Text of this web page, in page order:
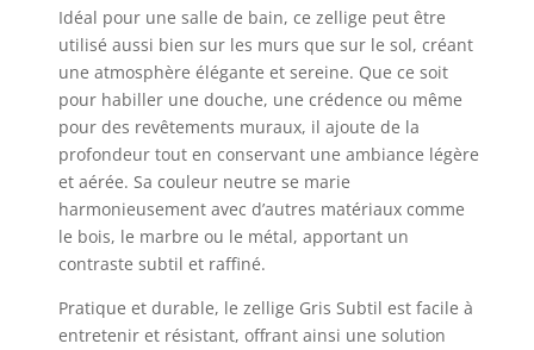
Idéal pour une salle de bain, ce zellige peut être
utilisé aussi bien sur les murs que sur le sol, créant
une atmosphère élégante et sereine. Que ce soit
pour habiller une douche, une crédence ou même
pour des revêtements muraux, il ajoute de la
profondeur tout en conservant une ambiance légère
et aérée. Sa couleur neutre se marie
harmonieusement avec d’autres matériaux comme
le bois, le marbre ou le métal, apportant un
contraste subtil et raffiné.
Pratique et durable, le zellige Gris Subtil est facile à
entretenir et résistant, offrant ainsi une solution